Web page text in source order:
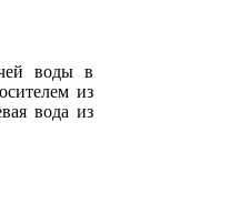
воды в
из
вода из